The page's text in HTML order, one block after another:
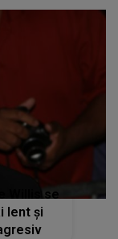
Willis se
lent și